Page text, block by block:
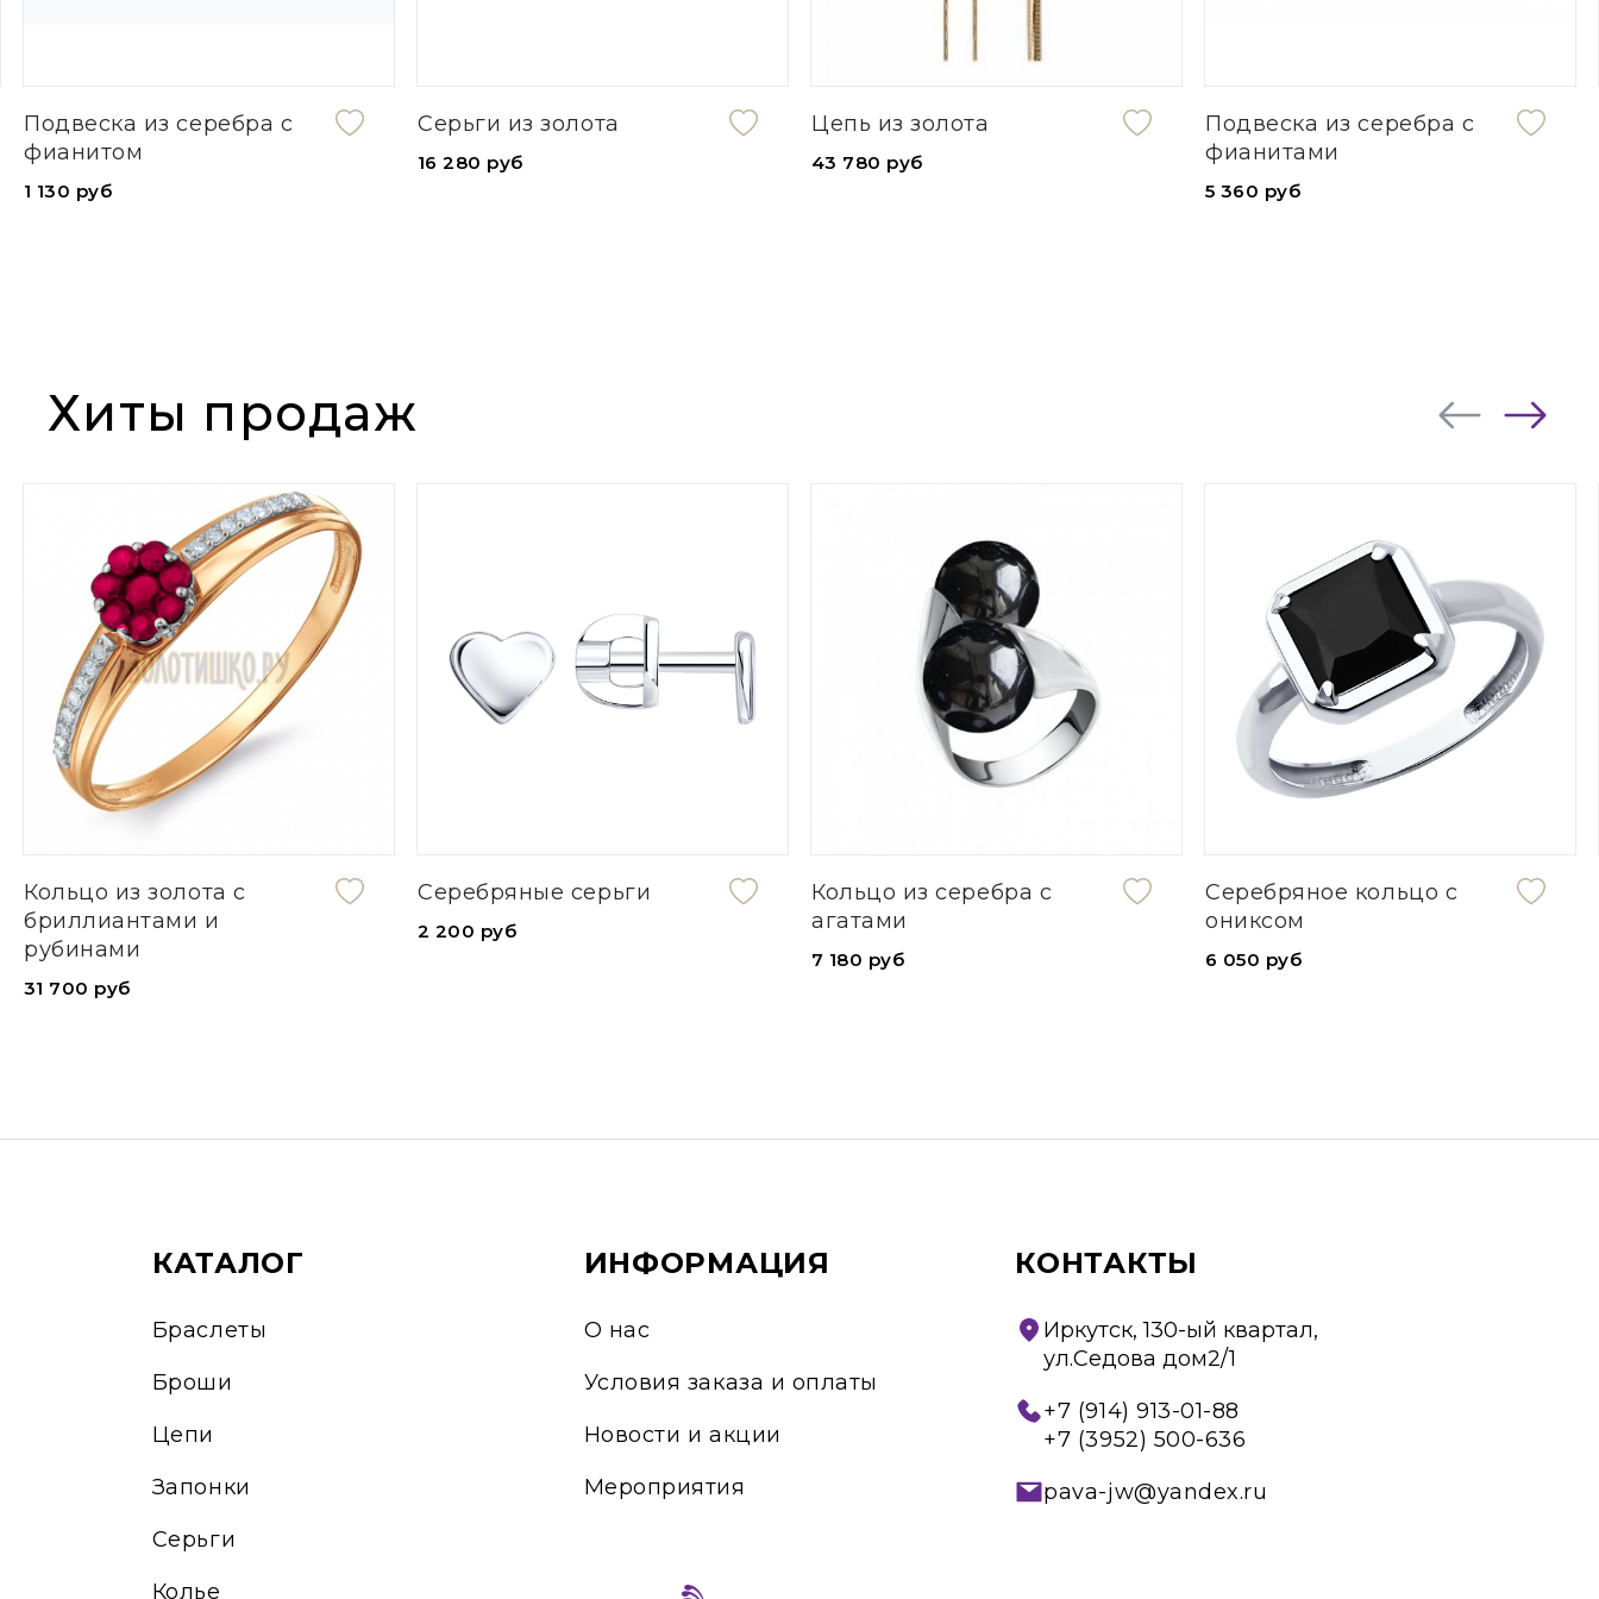
Серьги из золота
16 280 руб
Цепь из золота
43 780 руб
Подвеска из серебра с
фианитами
Серебряное кольцо
3 460 руб
Хиты продаж
Кольцо из золота с
бриллиантами и
рубинами
31 700 руб
Серебряные серьги
2 200 руб
Кольцо из серебра с
агатами
7 180 руб
Серебряное кольцо с
ониксом
6 050 руб
КАТАЛОГ
Браслеты
Броши
Цепи
Запонки
Серьги
Колье
ИНФОРМАЦИЯ
О нас
Условия заказа и оплаты
Новости и акции
Мероприятия
КОНТАКТЫ
Иркутск, 130-ый квартал,
ул.Седова дом2/1
+7 (914) 913-01-88
+7 (3952) 500-636
pava-jw@yandex.ru